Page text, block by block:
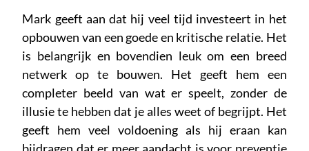
Mark geeft aan dat hij veel tijd investeert in het
opbouwen van een goede en kritische relatie. Het
is belangrijk en bovendien leuk om een breed
netwerk op te bouwen. Het geeft hem een
completer beeld van wat er speelt, zonder de
illusie te hebben dat je alles weet of begrijpt. Het
geeft hem veel voldoening als hij eraan kan